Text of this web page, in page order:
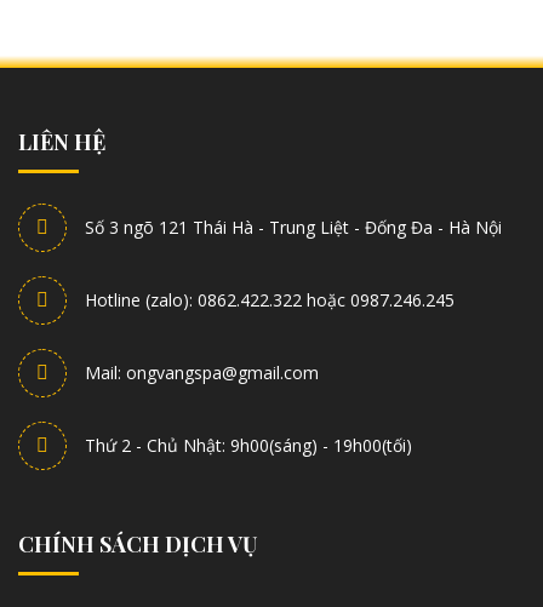
LIÊN HỆ
Số 3 ngõ 121 Thái Hà - Trung Liệt - Đống Đa - Hà Nội
Hotline (zalo): 0862.422.322 hoặc 0987.246.245
Mail: ongvangspa@gmail.com
Thứ 2 - Chủ Nhật: 9h00(sáng) - 19h00(tối)
CHÍNH SÁCH DỊCH VỤ